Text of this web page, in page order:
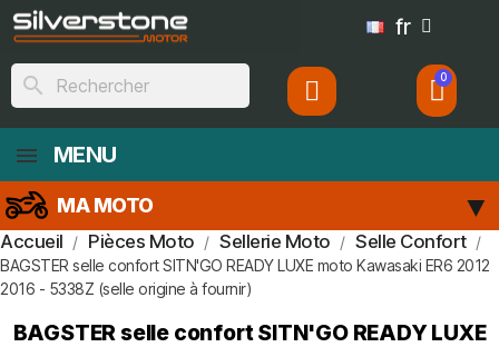
fr
search
MENU
MA MOTO
Accueil Pièces Moto Sellerie Moto Selle Confort
BAGSTER selle confort SITN'GO READY LUXE moto Kawasaki ER6 2012
2016 - 5338Z (selle origine à fournir)
BAGSTER selle confort SITN'GO READY LUXE